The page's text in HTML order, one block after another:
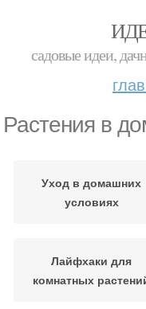
садовые идеи,
Растения в
Уход в домашних
условиях
Лайфхаки для
комнатных